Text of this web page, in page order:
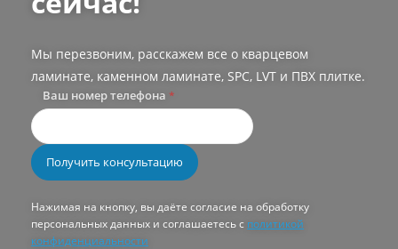
Мы перезвоним, расскажем все о кварцевом
ламинате, каменном ламинате, SPC, LVT и ПВХ плитке.
Ваш номер телефона *
Нажимая на кнопку, вы даёте согласие на обработку
персональных данных и соглашаетесь с политикой
конфиденциальности